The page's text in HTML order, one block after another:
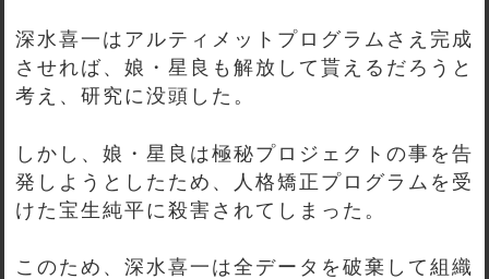
深水喜一はアルティメットプログラムさえ完成
させれば、娘・星良も解放して貰えるだろうと
考え、研究に没頭した。
しかし、娘・星良は極秘プロジェクトの事を告
発しようとしたため、人格矯正プログラムを受
けた宝生純平に殺害されてしまった。
このため、深水喜一は全データを破棄して組織